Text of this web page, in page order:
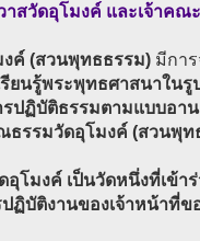
าสวัดอุโมงค์ และเจ้าคณ
งค์ (สวนพุทธธรรม) มีกา
ยนรู้พระพุทธศาสนาใน
รปฏิบัติธรรมตามแบบอา
ธรรมวัดอุโมงค์ (สวนพุท
อุโมงค์ เป็นวัดหนึ่งที่เข้า
ฏิบัติงานของเจ้าหน้าที่